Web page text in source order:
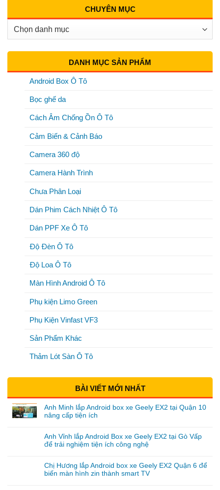
CHUYÊN MỤC
Chuyên
DANH MỤC SẢN PHẨM
Android Box Ô Tô
Bọc ghế da
Cách Âm Chống Ồn Ô Tô
Cảm Biến & Cảnh Báo
Camera 360 độ
Camera Hành Trình
Chưa Phân Loại
Dán Phim Cách Nhiệt Ô Tô
Dán PPF Xe Ô Tô
Độ Đèn Ô Tô
Độ Loa Ô Tô
Màn Hình Android Ô Tô
Phụ kiện Limo Green
Phụ Kiện Vinfast VF3
Sản Phẩm Khác
Thảm Lót Sàn Ô Tô
BÀI VIẾT MỚI NHẤT
Anh Minh lắp Android box xe Geely EX2 tại Quận 10
nâng cấp tiện ích
Anh Vĩnh lắp Android Box xe Geely EX2 tại Gò Vấp
để trải nghiệm tiện ích công nghệ
Chị Hương lắp Android box xe Geely EX2 Quận 6 để
biến màn hình zin thành smart TV